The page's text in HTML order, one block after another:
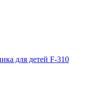
для детей F-310